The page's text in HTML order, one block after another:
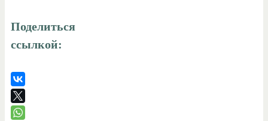
Поделиться
ссылкой: